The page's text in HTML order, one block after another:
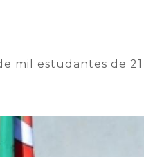
mil estudantes de